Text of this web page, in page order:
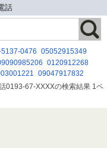
話
0476 05052915349
0120912268
09047917832
929 090 0367377115
0193-67-XXXXの検索結果 1ペ